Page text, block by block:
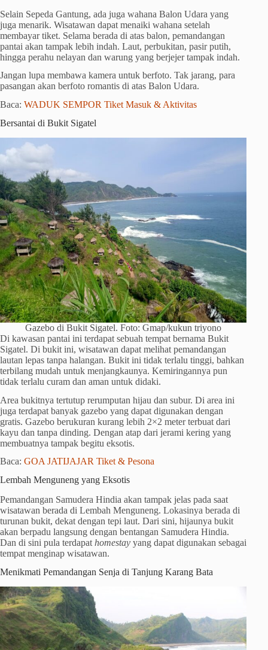
Selain Sepeda Gantung, ada juga wahana Balon Udara yang
juga menarik. Wisatawan dapat menaiki wahana setelah
membayar tiket. Selama berada di atas balon, pemandangan
pantai akan tampak lebih indah. Laut, perbukitan, pasir putih,
hingga perahu nelayan dan warung yang berjejer tampak indah.
Jangan lupa membawa kamera untuk berfoto. Tak jarang, para
pasangan akan berfoto romantis di atas Balon Udara.
Baca: WADUK SEMPOR Tiket Masuk & Aktivitas
Bersantai di Bukit Sigatel
Gazebo di Bukit Sigatel. Foto: Gmap/kukun triyono
Di kawasan pantai ini terdapat sebuah tempat bernama Bukit
Sigatel. Di bukit ini, wisatawan dapat melihat pemandangan
lautan lepas tanpa halangan. Bukit ini tidak terlalu tinggi, bahkan
terbilang mudah untuk menjangkaunya. Kemiringannya pun
tidak terlalu curam dan aman untuk didaki.
Area bukitnya tertutup rerumputan hijau dan subur. Di area ini
juga terdapat banyak gazebo yang dapat digunakan dengan
gratis. Gazebo berukuran kurang lebih 2×2 meter terbuat dari
kayu dan tanpa dinding. Dengan atap dari jerami kering yang
membuatnya tampak begitu eksotis.
Baca: GOA JATIJAJAR Tiket & Pesona
Lembah Menguneng yang Eksotis
Pemandangan Samudera Hindia akan tampak jelas pada saat
wisatawan berada di Lembah Menguneng. Lokasinya berada di
turunan bukit, dekat dengan tepi laut. Dari sini, hijaunya bukit
akan berpadu langsung dengan bentangan Samudera Hindia.
Dan di sini pula terdapat homestay yang dapat digunakan sebagai
tempat menginap wisatawan.
Menikmati Pemandangan Senja di Tanjung Karang Bata